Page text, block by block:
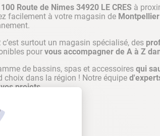
100 Route de Nimes 34920 LE CRES à
facilement à votre magasin de Montpellier
c’est surtout un magasin spécialisé, des
pour vous accompagner de A à Z
de bassins, spas et accessoires qui
choix dans la région ! Notre équipe
projets.